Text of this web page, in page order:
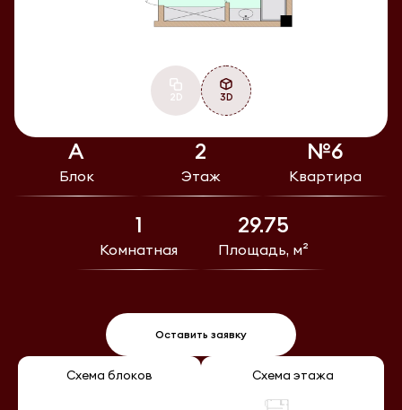
А
Блок
2
Этаж
№6
Квартира
1
Комнатная
29.75
Площадь, м²
Оставить заявку
2D 3D
Схема блоков Схема этажа